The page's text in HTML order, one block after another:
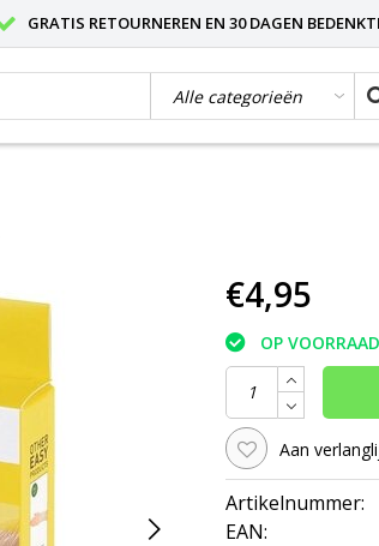
GRATIS RETOURNEREN EN 30 DAGEN
€4,95
OP VOORRAAD
Aan
Artikelnummer:
EAN: